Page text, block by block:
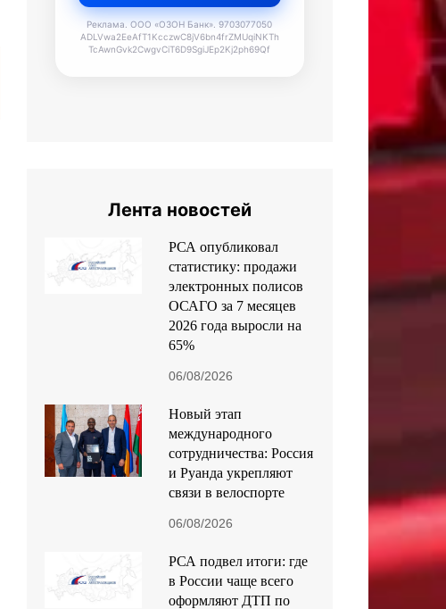
Реклама. ООО «ОЗОН Банк». 9703077050
ADLVwa2EeAfT1KcczwC8jV6bn4frZMUqiNKTh
TcAwnGvk2CwgvCiT6D9SgiJEp2Kj2ph69Qf
Лента новостей
РСА опубликовал
статистику: продажи
электронных полисов
ОСАГО за 7 месяцев
2026 года выросли на
65%
06/08/2026
Новый этап
международного
сотрудничества: Россия
и Руанда укрепляют
связи в велоспорте
06/08/2026
РСА подвел итоги: где
в России чаще всего
оформляют ДТП по